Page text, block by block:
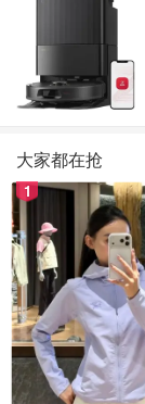
大家都在抢
1